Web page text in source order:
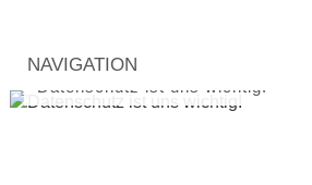
NAVIGATION
Datenschutz ist uns wichtig!